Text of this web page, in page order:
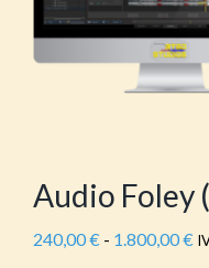
Audio Foley
240,00€ - 1.800,00€